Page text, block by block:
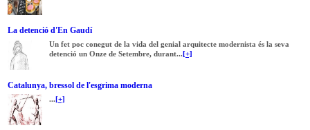
La detenció d'En Gaudí
Un fet poc conegut de la vida del genial arquitecte modernista és la seva
detenció un Onze de Setembre, durant... [+]
Catalunya, bressol de l'esgrima moderna
... [+]